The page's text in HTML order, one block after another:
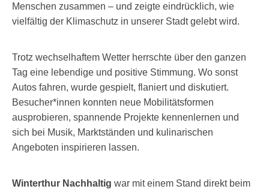
Menschen zusammen – und zeigte eindrücklich, wie
vielfältig der Klimaschutz in unserer Stadt gelebt wird.
Trotz wechselhaftem Wetter herrschte über den ganzen
Tag eine lebendige und positive Stimmung. Wo sonst
Autos fahren, wurde gespielt, flaniert und diskutiert.
Besucher*innen konnten neue Mobilitätsformen
ausprobieren, spannende Projekte kennenlernen und
sich bei Musik, Marktständen und kulinarischen
Angeboten inspirieren lassen.
Winterthur Nachhaltig war mit einem Stand direkt beim